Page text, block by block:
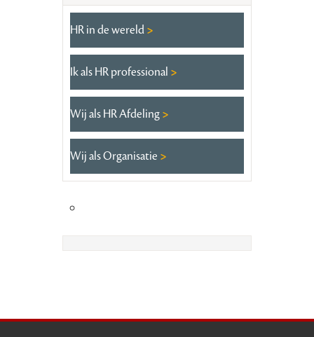
HR in de wereld
Ik als HR professional
Wij als HR Afdeling
Wij als Organisatie